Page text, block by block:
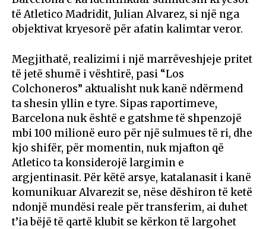
të Atletico Madridit, Julian Alvarez, si një nga
objektivat kryesorë për afatin kalimtar veror.
Megjithatë, realizimi i një marrëveshjeje pritet
të jetë shumë i vështirë, pasi “Los
Colchoneros” aktualisht nuk kanë ndërmend
ta shesin yllin e tyre. Sipas raportimeve,
Barcelona nuk është e gatshme të shpenzojë
mbi 100 milionë euro për një sulmues të ri, dhe
kjo shifër, për momentin, nuk mjafton që
Atletico ta konsiderojë largimin e
argjentinasit. Për këtë arsye, katalanasit i kanë
komunikuar Alvarezit se, nëse dëshiron të ketë
ndonjë mundësi reale për transferim, ai duhet
t’ia bëjë të qartë klubit se kërkon të largohet